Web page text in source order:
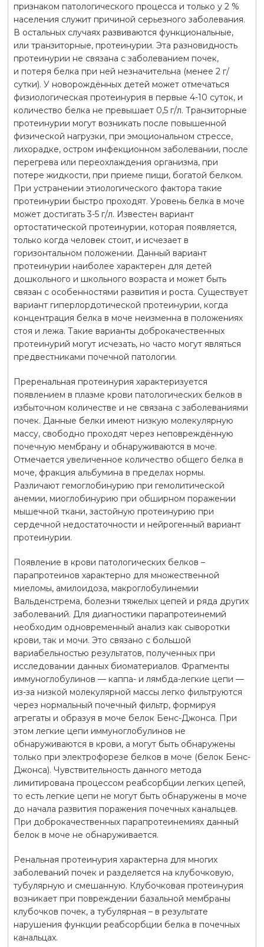
признаком патологического процесса и только у 2 %
населения служит причиной серьезного заболевания.
В остальных случаях развиваются функциональные,
или транзиторные, протеинурии. Эта разновидность
протеинурии не связана с заболеванием почек,
и потеря белка при ней незначительна (менее 2 г/
сутки). У новорождённых детей может отмечаться
физиологическая протеинурия в первые 4-10 суток, и
количество белка не превышает 0,5 г/л. Транзиторные
протеинурии могут возникать после повышенной
физической нагрузки, при эмоциональном стрессе,
лихорадке, остром инфекционном заболевании, после
перегрева или переохлаждения организма, при
потере жидкости, при приеме пищи, богатой белком.
При устранении этиологического фактора такие
протеинурии быстро проходят. Уровень белка в моче
может достигать 3-5 г/л. Известен вариант
ортостатической протеинурии, которая появляется,
только когда человек стоит, и исчезает в
горизонтальном положении. Данный вариант
протеинурии наиболее характерен для детей
дошкольного и школьного возраста и может быть
связан с особенностями развития и роста. Существует
вариант гиперлордотической протеинурии, когда
концентрация белка в моче неизменна в положениях
стоя и лежа. Такие варианты доброкачественных
протеинурий могут исчезать, но часто могут являться
предвестниками почечной патологии.
Преренальная протеинурия характеризуется
появлением в плазме крови патологических белков в
избыточном количестве и не связана с заболеваниями
почек. Данные белки имеют низкую молекулярную
массу, свободно проходят через неповреждённую
почечную мембрану и обнаруживаются в моче.
Отмечается увеличенное количество общего белка в
моче, фракция альбумина в пределах нормы.
Различают гемоглобинурию при гемолитической
анемии, миоглобинурию при обширном поражении
мышечной ткани, застойную протеинурию при
сердечной недостаточности и нейрогенный вариант
протеинурии.
Появление в крови патологических белков –
парапротеинов характерно для множественной
миеломы, амилоидоза, макроглобулинемии
Вальденстрема, болезни тяжелых цепей и ряда других
заболеваний. Для диагностики парапротеинемий
необходим одновременный анализ как сыворотки
крови, так и мочи. Это связано с большой
вариабельностью результатов, полученных при
исследовании данных биоматериалов. Фрагменты
иммуноглобулинов — каппа- и лямбда-легкие цепи —
из-за низкой молекулярной массы легко фильтруются
через нормальный почечный фильтр, формируя
агрегаты и образуя в моче белок Бенс-Джонса. При
этом легкие цепи иммуноглобулинов не
обнаруживаются в крови, а могут быть обнаружены
только при электрофорезе белков в моче (белок Бенс-
Джонса). Чувствительность данного метода
лимитирована процессом реабсорбции легких цепей,
то есть легкие цепи не могут быть обнаружены в моче
до начала развития поражения почечных канальцев.
При доброкачественных парапротеинемиях данный
белок в моче не обнаруживается.
Ренальная протеинурия характерна для многих
заболеваний почек и разделяется на клубочковую,
тубулярную и смешанную. Клубочковая протеинурия
возникает при повреждении базальной мембраны
клубочков почек, а тубулярная – в результате
нарушения функции реабсорбции белка в почечных
канальцах.